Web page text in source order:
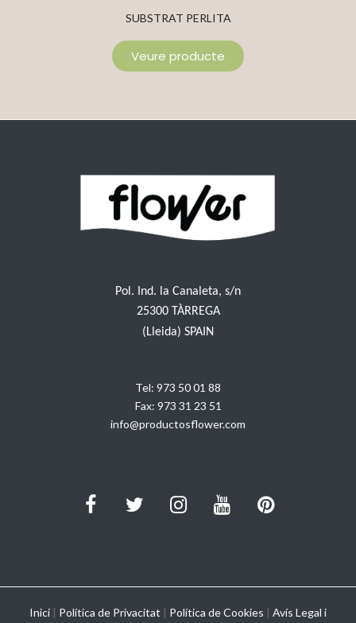
SUBSTRAT PERLITA
Veure producte
Pol. Ind. la Canaleta, s/n
25300 TÀRREGA
(Lleida) SPAIN
Tel: 973 50 01 88
Fax: 973 31 23 51
info@productosflower.com
Inici | Política de Privacitat | Política de Cookies | Avís Legal i